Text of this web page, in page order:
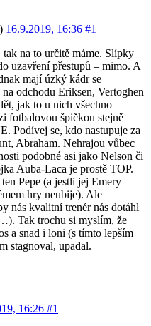
16.9.2019, 16:36 #1
na to určitě máme. Slípky
uzavření přestupů – mimo. A
mají úzký kádr se
odchodu Eriksen, Vertoghen
jak to u nich všechno
fotbalovou špičkou stejně
Podívej se, kdo nastupuje za
Abraham. Nehrajou vůbec
podobné asi jako Nelson či
Auba-Laca je prostě TOP.
Pepe (a jestli jej Emery
hry neubije). Ale
nás kvalitní trenér nás dotáhl
Tak trochu si myslím, že
a snad i loni (s tímto lepším
stagnoval, upadal.
16:26 #1